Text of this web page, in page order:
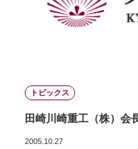
トピックス
田崎川崎重工（株）
2005.10.27